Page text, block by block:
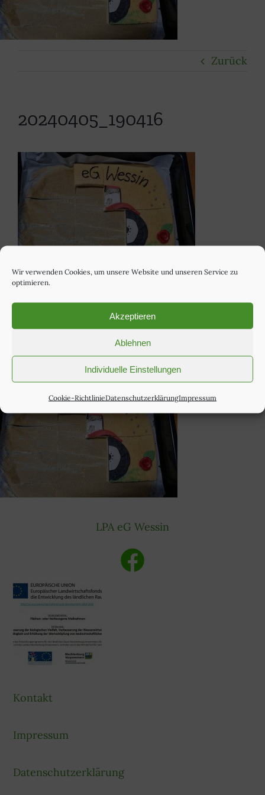
Wir verwenden Cookies, um unsere Website und unseren Service zu
optimieren.
Akzeptieren
Ablehnen
Individuelle Einstellungen
Cookie-RichtlinieDatenschutzerklärungImpressum
Impressum
Zurück
20240405_190416
LPA eG Wessin
Kontakt
Impressum
Datenschutzerklärung